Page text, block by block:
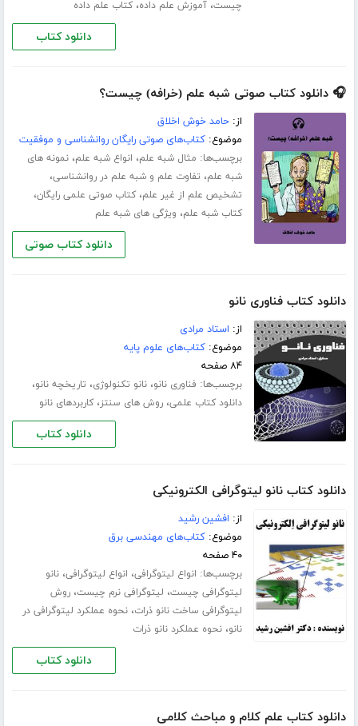
چیست،آموزش علم داده،کتاب علم داده
دانلود کتاب
🎧 دانلود کتاب صوتی شبه علم (خرافه) چیست؟
از:حامد خوش اخلاق
موضوع:کتاب‌های صوتی رایگان روانشناسی و موفقیت
برچسب‌ها: مثال شبه علم، انواع شبه علم،نمونه های
شبه علم، تفاوت علم و شبه علم در روانشناسی،
تشخیص علم از غیر علم،کتاب صوتی علمی رایگان،
کتاب شبه علم، ویژگی های شبه علم
دانلود کتاب صوتی
دانلود کتاب فناوری نانو
از: استاد مرادی
موضوع:کتاب‌های علوم پایه
۸۴ صفحه
برچسب‌ها: فناوری نانو،نانو تکنولوژی، تاریخچه نانو،
دانلود کتاب علمی،روش های سنتز،کاربردهای نانو
دانلود کتاب
دانلود کتاب نانو لیتوگرافی الکترونیکی
از: افشین رشید
موضوع:کتاب‌های مهندسی برق
۴۰ صفحه
برچسب‌ها: انواع لیتوگرافی، انواع لیتوگرافی،نانو
لیتوگرافی چیست، لیتوگرافی نرم چیست،روش
لیتوگرافی ساخت نانو ذرات،نحوه عملکرد لیتوگرافی در
نانو،نحوه عملکرد نانو ذرات
دانلود کتاب
دانلود کتاب علم کلام و مباحث کلامی